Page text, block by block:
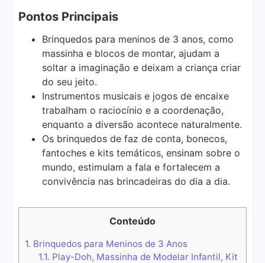
Pontos Principais
Brinquedos para meninos de 3 anos, como
massinha e blocos de montar, ajudam a
soltar a imaginação e deixam a criança criar
do seu jeito.
Instrumentos musicais e jogos de encaixe
trabalham o raciocínio e a coordenação,
enquanto a diversão acontece naturalmente.
Os brinquedos de faz de conta, bonecos,
fantoches e kits temáticos, ensinam sobre o
mundo, estimulam a fala e fortalecem a
convivência nas brincadeiras do dia a dia.
Conteúdo
1. Brinquedos para Meninos de 3 Anos
1.1. Play-Doh, Massinha de Modelar Infantil, Kit